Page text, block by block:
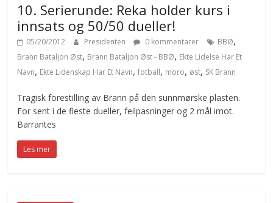
10. Serierunde: Reka holder kurs i
innsats og 50/50 dueller!
05/20/2012 Presidenten 0 kommentarer BBØ,
Brann Bataljon Øst, Brann Bataljon Øst - BBØ, Ekte Lidelse Har Et
Navn, Ekte Lidenskap Har Et Navn,fotball, moro, øst, SK Brann
Tragisk forestilling av Brann på den sunnmørske plasten.
For sent i de fleste dueller, feilpasninger og 2 mål imot.
Barrantes
Les mer